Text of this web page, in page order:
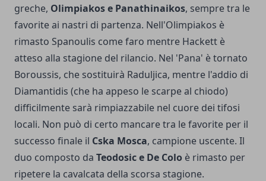
greche, Olimpiakos e Panathinaikos, sempre tra le
favorite ai nastri di partenza. Nell'Olimpiakos è
rimasto Spanoulis come faro mentre Hackett è
atteso alla stagione del rilancio. Nel 'Pana' è tornato
Boroussis, che sostituirà Raduljica, mentre l'addio di
Diamantidis (che ha appeso le scarpe al chiodo)
difficilmente sarà rimpiazzabile nel cuore dei tifosi
locali. Non può di certo mancare tra le favorite per il
successo finale il Cska Mosca, campione uscente. Il
duo composto da Teodosic e De Colo è rimasto per
ripetere la cavalcata della scorsa stagione.